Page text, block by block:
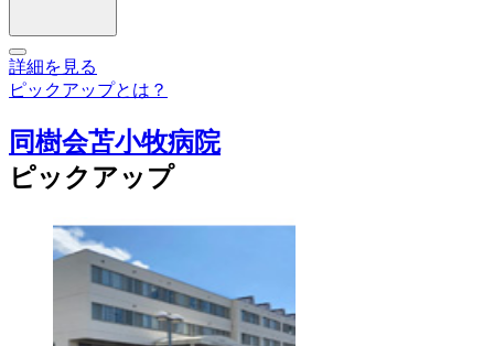
詳細を見る
ピックアップとは？
同樹会苫小牧病院
ピックアップ